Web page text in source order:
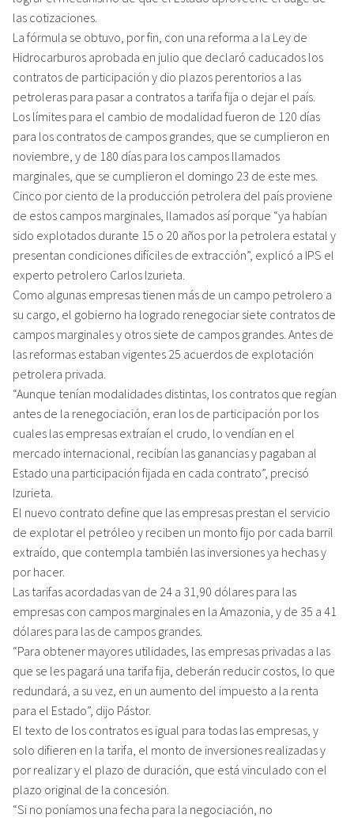
las cotizaciones.
La fórmula se obtuvo, por fin, con una reforma a la Ley de
Hidrocarburos aprobada en julio que declaró caducados los
contratos de participación y dio plazos perentorios a las
petroleras para pasar a contratos a tarifa fija o dejar el país.
Los límites para el cambio de modalidad fueron de 120 días
para los contratos de campos grandes, que se cumplieron en
noviembre, y de 180 días para los campos llamados
marginales, que se cumplieron el domingo 23 de este mes.
Cinco por ciento de la producción petrolera del país proviene
de estos campos marginales, llamados así porque “ya habían
sido explotados durante 15 o 20 años por la petrolera estatal y
presentan condiciones difíciles de extracción”, explicó a IPS el
experto petrolero Carlos Izurieta.
Como algunas empresas tienen más de un campo petrolero a
su cargo, el gobierno ha logrado renegociar siete contratos de
campos marginales y otros siete de campos grandes. Antes de
las reformas estaban vigentes 25 acuerdos de explotación
petrolera privada.
“Aunque tenían modalidades distintas, los contratos que regían
antes de la renegociación, eran los de participación por los
cuales las empresas extraían el crudo, lo vendían en el
mercado internacional, recibían las ganancias y pagaban al
Estado una participación fijada en cada contrato”, precisó
Izurieta.
El nuevo contrato define que las empresas prestan el servicio
de explotar el petróleo y reciben un monto fijo por cada barril
extraído, que contempla también las inversiones ya hechas y
por hacer.
Las tarifas acordadas van de 24 a 31,90 dólares para las
empresas con campos marginales en la Amazonia, y de 35 a 41
dólares para las de campos grandes.
“Para obtener mayores utilidades, las empresas privadas a las
que se les pagará una tarifa fija, deberán reducir costos, lo que
redundará, a su vez, en un aumento del impuesto a la renta
para el Estado”, dijo Pástor.
El texto de los contratos es igual para todas las empresas, y
solo difieren en la tarifa, el monto de inversiones realizadas y
por realizar y el plazo de duración, que está vinculado con el
plazo original de la concesión.
“Si no poníamos una fecha para la negociación, no